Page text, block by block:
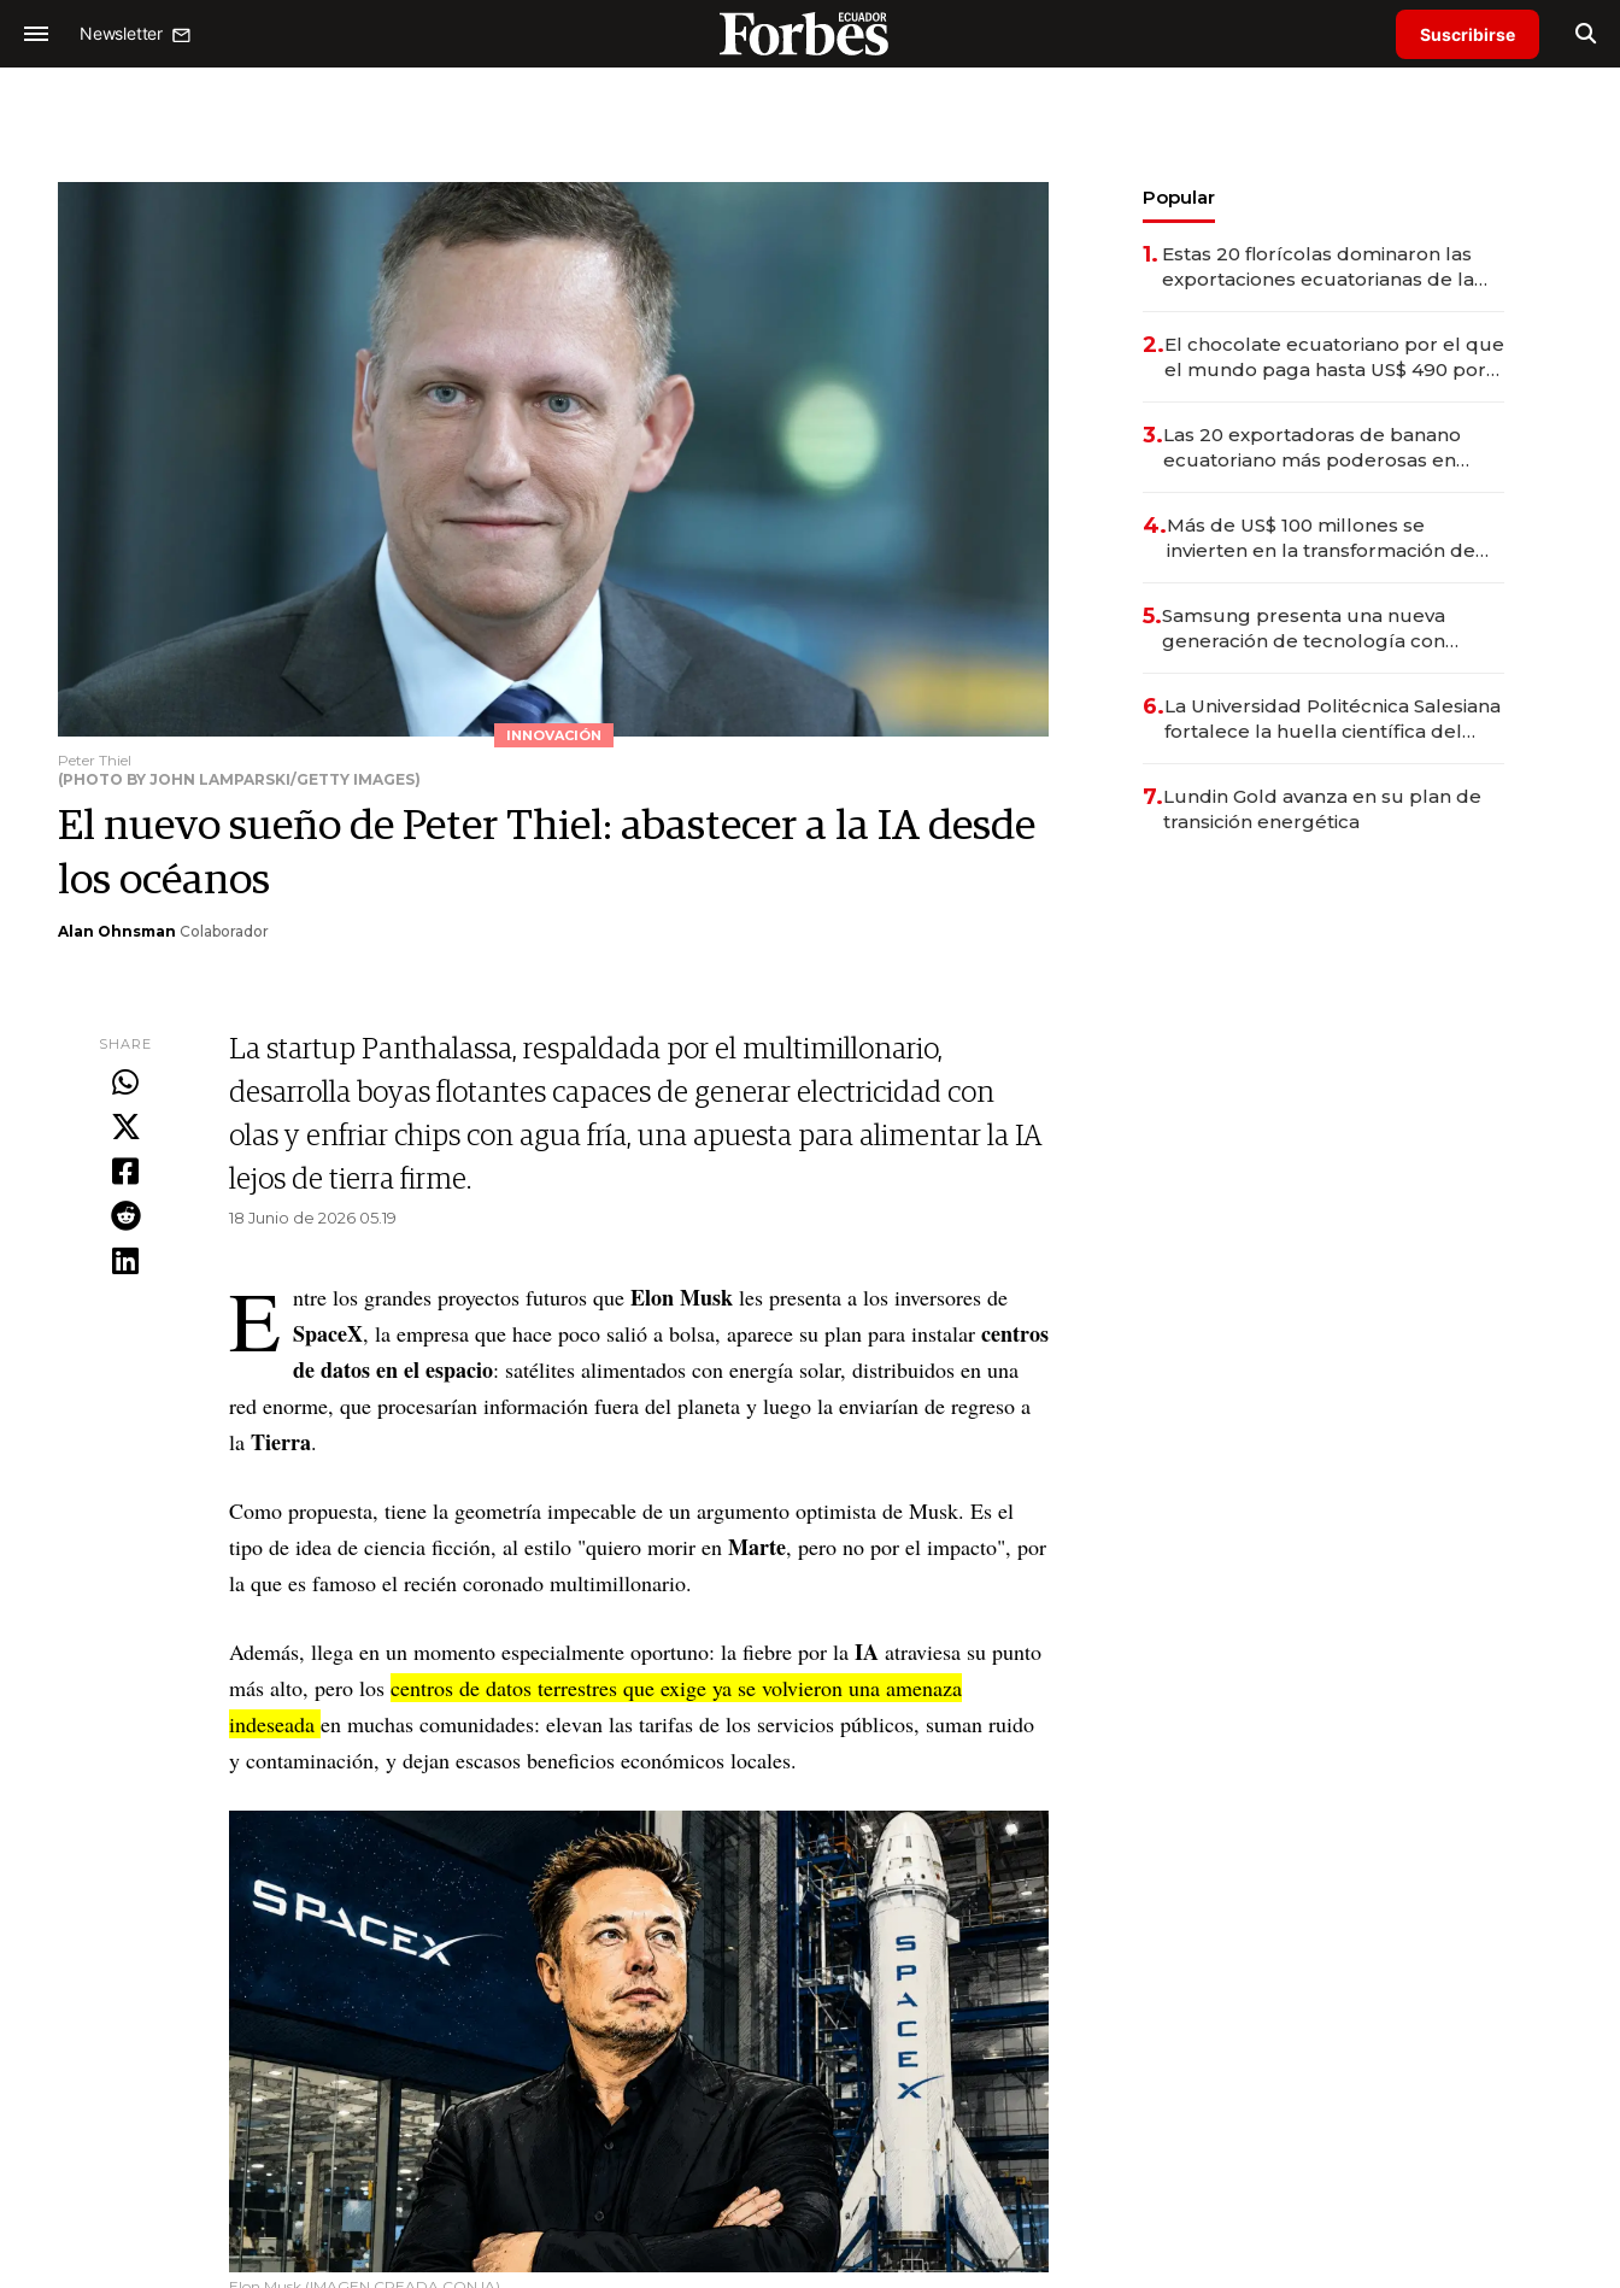
Newsletter Suscribirse
INNOVACIÓN
Peter Thiel
(PHOTO BY JOHN LAMPARSKI/GETTY IMAGES)
El nuevo sueño de Peter Thiel: abastecer a la IA desde
los océanos
Alan Ohnsman Colaborador
SHARE
La startup Panthalassa, respaldada por el multimillonario,
desarrolla boyas flotantes capaces de generar electricidad con
olas y enfriar chips con agua fría, una apuesta para alimentar la IA
lejos de tierra firme.
18 Junio de 2026 05.19
E ntre los grandes proyectos futuros que Elon Musk les presenta a los inversores de
SpaceX, la empresa que hace poco salió a bolsa, aparece su plan para instalar centros
de datos en el espacio: satélites alimentados con energía solar, distribuidos en una
red enorme, que procesarían información fuera del planeta y luego la enviarían de regreso a
la Tierra.
Como propuesta, tiene la geometría impecable de un argumento optimista de Musk. Es el
tipo de idea de ciencia ficción, al estilo "quiero morir en Marte, pero no por el impacto", por
la que es famoso el recién coronado multimillonario.
Además, llega en un momento especialmente oportuno: la fiebre por la IA atraviesa su punto
más alto, pero los centros de datos terrestres que exige ya se volvieron una amenaza
indeseada en muchas comunidades: elevan las tarifas de los servicios públicos, suman ruido
y contaminación, y dejan escasos beneficios económicos locales.
Popular
1. Estas 20 florícolas dominaron las
exportaciones ecuatorianas de la
2.El chocolate ecuatoriano por el que
el mundo paga hasta US$ 490 por
3.Las 20 exportadoras de banano
ecuatoriano más poderosas en
4.Más de US$ 100 millones se
invierten en la transformación de
5.Samsung presenta una nueva
generación de tecnología con
6.La Universidad Politécnica Salesiana
fortalece la huella científica del
7.Lundin Gold avanza en su plan de
transición energética